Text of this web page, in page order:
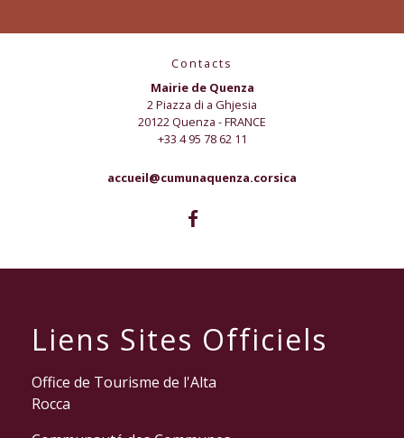
Contacts
Mairie de Quenza
2 Piazza di a Ghjesia
20122 Quenza - FRANCE
+33 4 95 78 62 11
accueil@cumunaquenza.corsica
Liens Sites Officiels
Office de Tourisme de l'Alta
Rocca